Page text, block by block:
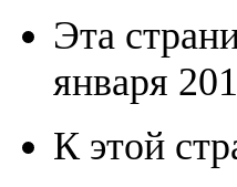
Эта
января
К этой